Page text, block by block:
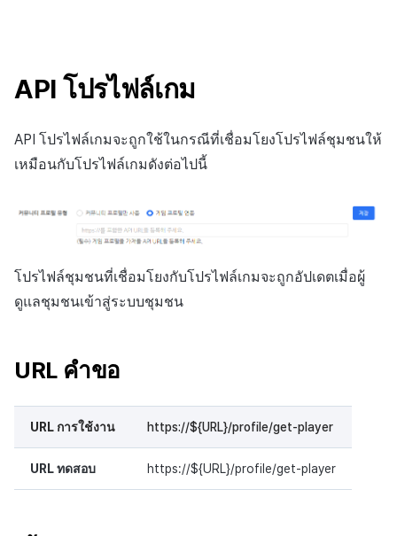
API โปรไฟล์เกม
API โปรไฟล์เกมจะถูกใช้ในกรณีที่เชื่อมโยงโปรไฟล์ชุมชนให้
เหมือนกับโปรไฟล์เกมดังต่อไปนี้
โปรไฟล์ชุมชนที่เชื่อมโยงกับโปรไฟล์เกมจะถูกอัปเดตเมื่อผู้
ดูแลชุมชนเข้าสู่ระบบชุมชน
URL คำขอ
URL การใช้งาน https://${URL}/profile/get-player
URL ทดสอบ https://${URL}/profile/get-player